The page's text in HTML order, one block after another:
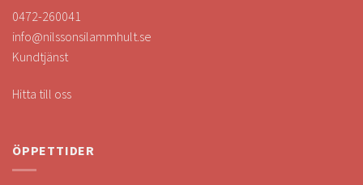
0472-260041
info@nilssonsilammhult.se
Kundtjänst
Hitta till oss
ÖPPETTIDER